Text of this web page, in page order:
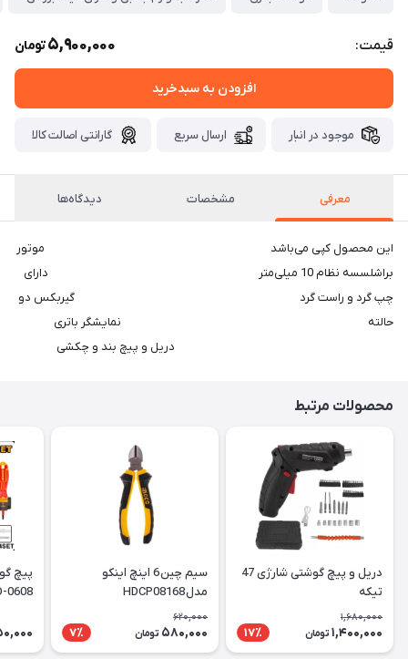
قیمت: 5,900,000تومان
افزودن به سبدخرید
موجود در انبار ارسال سریع گارانتی اصالت کالا
معرفی مشخصات دیدگاه‌ها
این محصول کپی می‌باشد موتور
براشلسسه نظام 10 میلی‌متر دارای
چپ گرد و راست گرد گیربکس دو
حالته نمایشگر باتری
دریل و پیچ بند و چکشی
محصولات مرتبط
دریل و پیچ گوشتی شارژی 47
تیکه
1,680,000
1,400,000 تومان 17٪
سیم چین 6 اینچ اینکو
مدل HDCP08168
620,000
580,000 تومان 7٪
پیچ